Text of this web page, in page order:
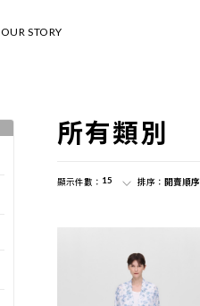
OUR STORY
所有類別
顯示件數： 15 排序： 開賣順序